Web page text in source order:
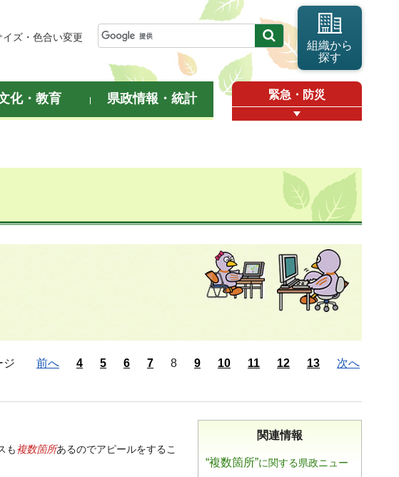
イズ・色合い変更
組織から
探す
化・教育 県政情報・統計 緊急・防災
ジ 前へ 4 5 6 7 8 9 10 11 12 13 次へ
関連情報
“複数箇所”に関する県政ニュー
も 複数箇所あるのでアピールをするこ